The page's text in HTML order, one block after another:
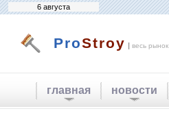
6 августа
ProStroy | весь рынок
главная новости